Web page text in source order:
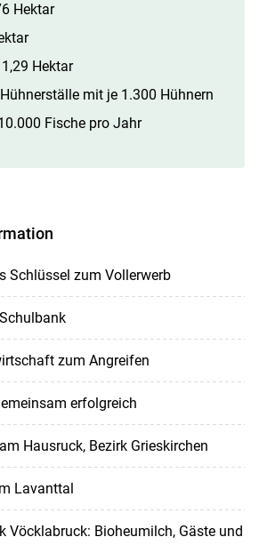
Hektar
Hektar
mit je 1.300 Hühnern
Fische pro Jahr
Schlüssel zum Vollerwerb
zum Angreifen
erfolgreich
Hausruck, Bezirk Grieskirchen
Lavanttal
Vöcklabruck: Bioheumilch, Gäste und